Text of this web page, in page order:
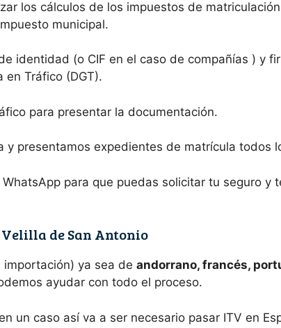
los cálculos de los impuestos de
municipal.
identidad (o CIF en el caso de compañías ) y
Tráfico (DGT).
para presentar la documentación.
presentamos expedientes de matrícula todos
para que puedas solicitar tu seguro y
de San Antonio
ya sea de andorrano, francés,
ayudar con todo el proceso.
un caso así va a ser necesario pasar ITV en